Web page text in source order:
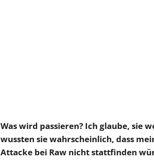
Was wird passieren? Ich glaube, sie
wussten sie wahrscheinlich, dass
Attacke bei Raw nicht stattfinden